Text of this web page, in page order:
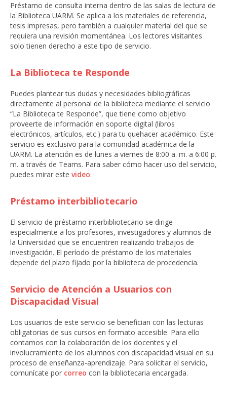
Préstamo de consulta interna dentro de las salas de lectura de
la Biblioteca UARM. Se aplica a los materiales de referencia,
tesis impresas, pero también a cualquier material del que se
requiera una revisión momentánea. Los lectores visitantes
solo tienen derecho a este tipo de servicio.
La Biblioteca te Responde
Puedes plantear tus dudas y necesidades bibliográficas
directamente al personal de la biblioteca mediante el servicio
“La Biblioteca te Responde”, que tiene como objetivo
proveerte de información en soporte digital (libros
electrónicos, artículos, etc.) para tu quehacer académico. Este
servicio es exclusivo para la comunidad académica de la
UARM. La atención es de lunes a viernes de 8:00 a. m. a 6:00 p.
m. a través de Teams. Para saber cómo hacer uso del servicio,
puedes mirar este video.
Préstamo interbibliotecario
El servicio de préstamo interbibliotecario se dirige
especialmente a los profesores, investigadores y alumnos de
la Universidad que se encuentren realizando trabajos de
investigación. El período de préstamo de los materiales
depende del plazo fijado por la biblioteca de procedencia.
Servicio de Atención a Usuarios con
Discapacidad Visual
Los usuarios de este servicio se benefician con las lecturas
obligatorias de sus cursos en formato accesible. Para ello
contamos con la colaboración de los docentes y el
involucramiento de los alumnos con discapacidad visual en su
proceso de enseñanza-aprendizaje. Para solicitar el servicio,
comunícate por correo con la bibliotecaria encargada.